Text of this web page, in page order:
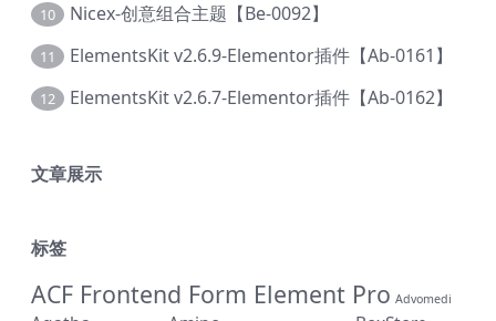
10 Nicex-创意组合主题【Be-0092】
11 ElementsKit v2.6.9-Elementor插件【Ab-0161】
12 ElementsKit v2.6.7-Elementor插件【Ab-0162】
文章展示
标签
ACF Frontend Form Element Pro Advomedi